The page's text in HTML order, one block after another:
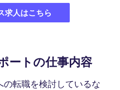
求人はこちら
ートの仕事内容
の転職を検討しているな